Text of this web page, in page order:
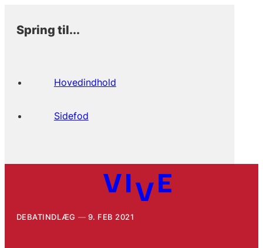
Spring til...
Hovedindhold
Sidefod
DEBATINDLÆG 9. FEB 2021